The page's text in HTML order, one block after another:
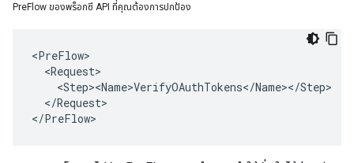
PreFlow ของพร็อกซี API ที่คุณต้องการปกป้อง
<PreFlow>
  <Request>
    <Step><Name>VerifyOAuthTokens</Name></Step>
  </Request>
</PreFlow>